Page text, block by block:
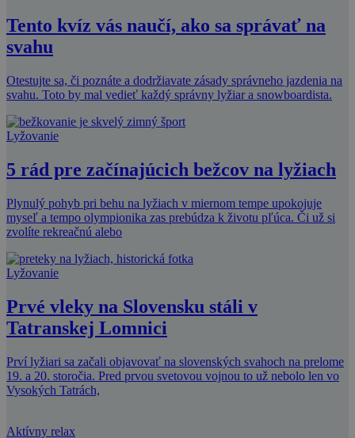
Tento kvíz vás naučí, ako sa správať na
svahu
Otestujte sa, či poznáte a dodržiavate zásady správneho jazdenia na
svahu. Toto by mal vedieť každý správny lyžiar a snowboardista.
Lyžovanie
5 rád pre začínajúcich bežcov na lyžiach
Plynulý pohyb pri behu na lyžiach v miernom tempe upokojuje
myseľ a tempo olympionika zas prebúdza k životu pľúca. Či už si
zvolíte rekreačnú alebo
Lyžovanie
Prvé vleky na Slovensku stáli v
Tatranskej Lomnici
Prví lyžiari sa začali objavovať na slovenských svahoch na prelome
19. a 20. storočia. Pred prvou svetovou vojnou to už nebolo len vo
Vysokých Tatrách,
Aktívny relax